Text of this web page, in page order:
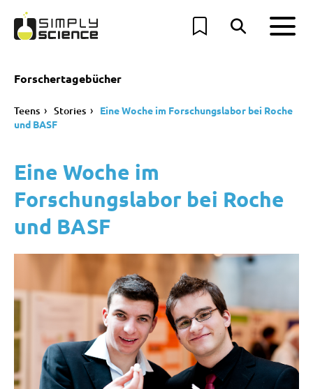
Forschertagebücher
Teens Stories
Eine Woche im Forschungslabor bei Roche
und BASF
Eine Woche im
Forschungslabor bei Roche
und BASF